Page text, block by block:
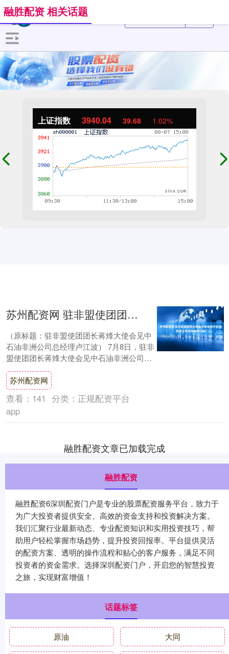
上证指数 3940.04 39.68 1.02%
融胜配资 相关话题
苏州配资网 驻非盟使团团长蒋烽大使会见中石油非洲公司总经理卢江波
（原标题：驻非盟使团团长蒋烽大使会见中
石油非洲公司总经理卢江波） 7月8日，驻非
盟使团团长蒋烽大使会见中石油非洲公司总
经理卢江波，吕瑞浩公参在座。 蒋大使指
出，....
苏州配资网
查看： 141 分类： 正规配资平台
app
融胜配资文章已加载完成
融胜配资
融胜配资6深圳配资门户是专业的股票配资服务平台，致力于
为广大投资者提供安全、高效的资金支持和投资解决方案。
我们汇聚行业最新动态、专业配资知识和实用投资技巧，帮
助用户轻松掌握市场趋势，提升投资回报率。平台提供灵活
的配资方案、透明的操作流程和贴心的客户服务，满足不同
投资者的资金需求。选择深圳配资门户，开启您的智慧投资
之旅，实现财富增值！
话题标签
原油 大同